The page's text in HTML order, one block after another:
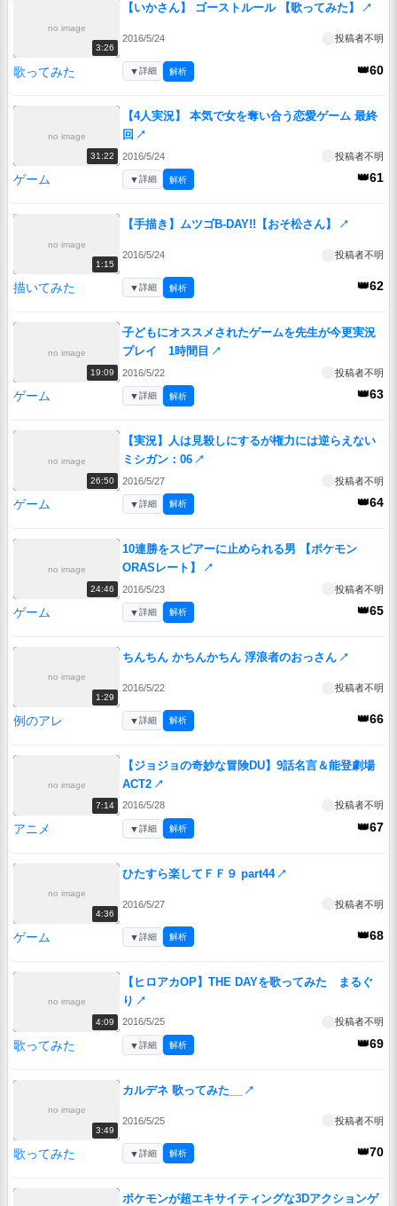
no image
3:26
【いかさん】 ゴーストルール 【歌ってみた】 ↗
2016/5/24 投稿者不明
歌ってみた 👑60
▼詳細 解析
no image
31:22
【4人実況】 本気で女を奪い合う恋愛ゲーム 最終
回 ↗
2016/5/24 投稿者不明
ゲーム 👑61
▼詳細 解析
no image
1:15
【手描き】ムツゴB-DAY!!【おそ松さん】 ↗
2016/5/24 投稿者不明
描いてみた 👑62
▼詳細 解析
no image
19:09
子どもにオススメされたゲームを先生が今更実況
プレイ 1時間目 ↗
2016/5/22 投稿者不明
ゲーム 👑63
▼詳細 解析
no image
26:50
【実況】人は見殺しにするが権力には逆らえない
ミシガン：06 ↗
2016/5/27 投稿者不明
ゲーム 👑64
▼詳細 解析
no image
24:46
10連勝をスピアーに止められる男 【ポケモン
ORASレート】
↗
2016/5/23 投稿者不明
ゲーム 👑65
▼詳細 解析
no image
1:29
ちんちん かちんかちん 浮浪者のおっさん ↗
2016/5/22 投稿者不明
例のアレ 👑66
▼詳細 解析
no image
7:14
【ジョジョの奇妙な冒険DU】9話名言＆能登劇場
ACT2 ↗
2016/5/28 投稿者不明
アニメ 👑67
▼詳細 解析
no image
4:36
ひたすら楽してＦＦ９ part44 ↗
2016/5/27 投稿者不明
ゲーム 👑68
▼詳細 解析
no image
4:09
【ヒロアカOP】THE DAYを歌ってみた まるぐ
り ↗
2016/5/25 投稿者不明
歌ってみた 👑69
▼詳細 解析
no image
3:49
カルデネ 歌ってみた__ ↗
2016/5/25 投稿者不明
歌ってみた 👑70
▼詳細 解析
ポケモンが超エキサイティングな3Dアクションゲ